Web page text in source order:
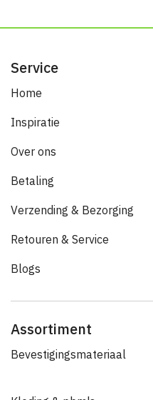
Service
Home
Inspiratie
Over ons
Betaling
Verzending & Bezorging
Retouren & Service
Blogs
Assortiment
Bevestigingsmateriaal